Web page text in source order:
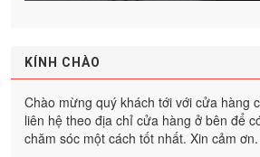
KÍNH CHÀO
Chào mừng quý khách tới với cửa hàng
liên hệ theo địa chỉ cửa hàng ở bên để
chăm sóc một cách tốt nhất. Xin cảm ơn.